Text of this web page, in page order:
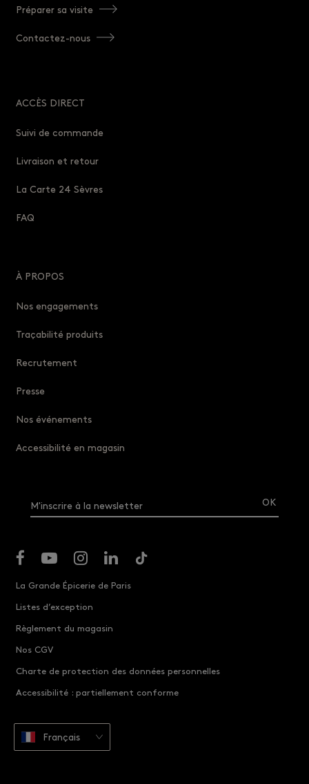
Préparer sa visite
Contactez-nous
ACCÈS DIRECT
Suivi de commande
Livraison et retour
La Carte 24 Sèvres
FAQ
À PROPOS
Nos engagements
Traçabilité produits
Recrutement
Presse
Nos événements
Accessibilité en magasin
M'inscrire à la newsletter
La Grande Épicerie de Paris
Listes d’exception
Règlement du magasin
Nos CGV
Charte de protection des données personnelles
Accessibilité : partiellement conforme
Français